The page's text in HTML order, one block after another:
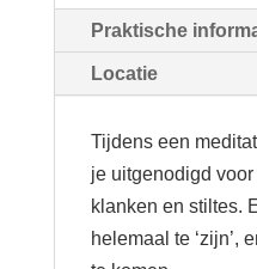
Praktische
Locatie
Tijdens een
je uitgenodigd
klanken en stiltes.
helemaal te ‘zijn’,